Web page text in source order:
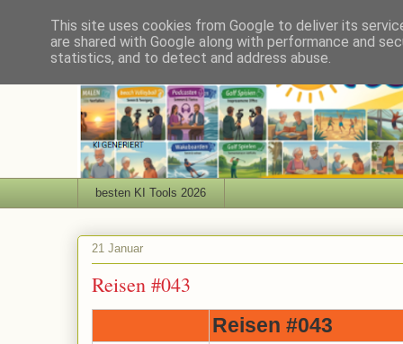
besten KI Tools 2026
21 Januar
Reisen #043
Reisen #043
This site uses cookies from Google to deliver its
are shared with Google along with performance and
statistics, and to detect and address abuse.